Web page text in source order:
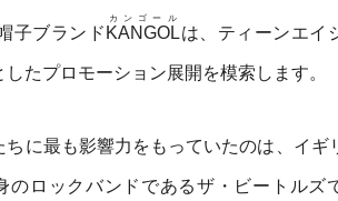
子ブランド KANGOL
カンゴール
は、ティーンエイ
したプロモーション展開を模索します。
ちに最も影響力をもっていたのは、イギ
のロックバンドであるザ・ビートルズ